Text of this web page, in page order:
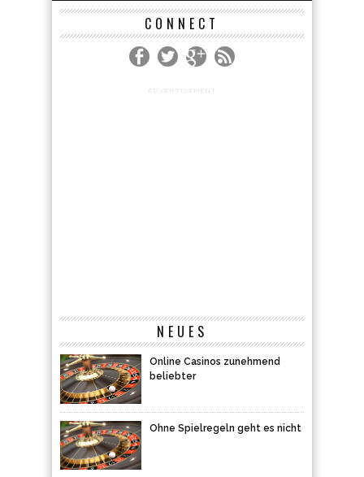
CONNECT
ADVERTISEMENT
NEUES
Online Casinos zunehmend
beliebter
Ohne Spielregeln geht es nicht